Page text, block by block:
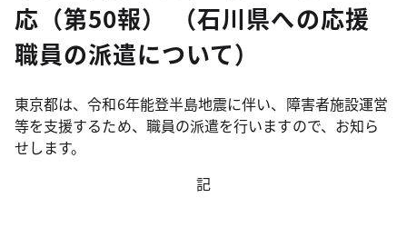
応（第50報） （石川県への応援
職員の派遣について）
東京都は、令和6年能登半島地震に伴い、障害者施設運営
等を支援するため、職員の派遣を行いますので、お知ら
せします。
記